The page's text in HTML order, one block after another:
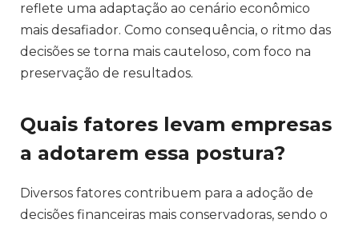
reflete uma adaptação ao cenário econômico
mais desafiador. Como consequência, o ritmo das
decisões se torna mais cauteloso, com foco na
preservação de resultados.
Quais fatores levam empresas
a adotarem essa postura?
Diversos fatores contribuem para a adoção de
decisões financeiras mais conservadoras, sendo o